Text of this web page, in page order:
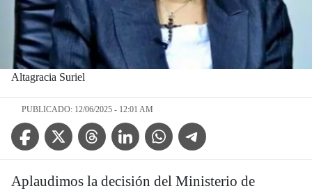
Altagracia Suriel
PUBLICADO: 12/06/2025 - 12:01 AM
Facebook IconTwitter IconThreads IconLinkedin IconWhatsApp IconTelegram Icon
Aplaudimos la decisión del Ministerio de